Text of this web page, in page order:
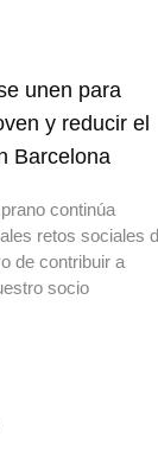
unen para
y reducir el
Barcelona
continúa
retos sociales
de contribuir a
socio